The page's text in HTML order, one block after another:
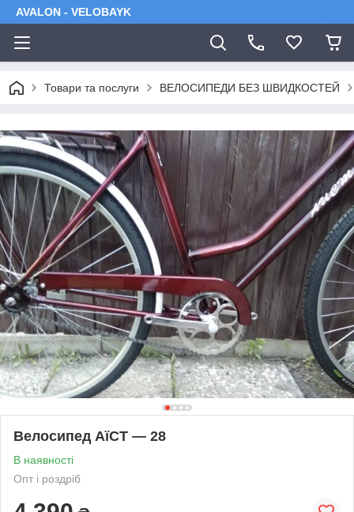
AVALON - VELOBAYK
Товари та послуги ВЕЛОСИПЕДИ БЕЗ ШВИДКОСТЕЙ
Велосипед АїСТ — 28
В наявності
Опт і роздріб